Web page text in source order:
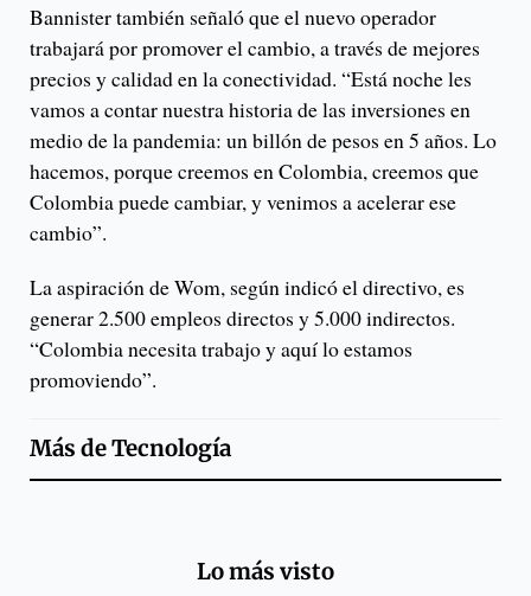
Bannister también señaló que el nuevo operador
trabajará por promover el cambio, a través de mejores
precios y calidad en la conectividad. “Está noche les
vamos a contar nuestra historia de las inversiones en
medio de la pandemia: un billón de pesos en 5 años. Lo
hacemos, porque creemos en Colombia, creemos que
Colombia puede cambiar, y venimos a acelerar ese
cambio”.
La aspiración de Wom, según indicó el directivo, es
generar 2.500 empleos directos y 5.000 indirectos.
“Colombia necesita trabajo y aquí lo estamos
promoviendo”.
Más deTecnología
Lo más visto